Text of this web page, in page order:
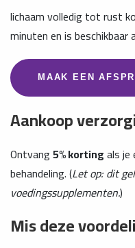
lichaam volledig tot rust
minuten en is beschikbaar
MAAK EEN
Aankoop
Ontvang5% kortingals je
behandeling. (Let op: dit
voedingssupplementen.)
Mis deze